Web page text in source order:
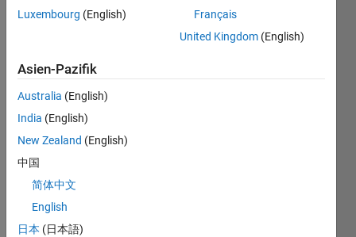
a=[16     2     3    13
output =[13    10     7     4     9     5    16    11
Solve
Solution
Stats
Luxembourg (English)
Français
United Kingdom (English)
Asien-Pazifik
Australia (English)
India (English)
New Zealand (English)
中国
简体中文
English
日本 (日本語)